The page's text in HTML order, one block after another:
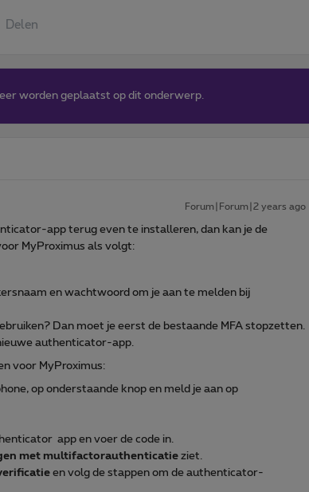
Delen
worden geplaatst op dit onderwerp.
Forum|Forum|2 years ago
app terug even te installeren, dan kan je de
MyProximus als volgt:
en wachtwoord om je aan te melden bij
Dan moet je eerst de bestaande MFA stopzetten.
authenticator-app.
voor MyProximus:
op onderstaande knop en meld je aan op
app en voer de code in.
met multifactorauthenticatie ziet.
en volg de stappen om de authenticator-